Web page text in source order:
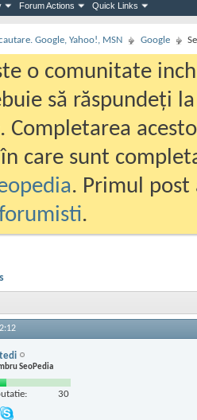
Forum Actions Quick Links
Google, Yahoo!, MSN Google
o comunitate
să răspundeți
Completarea
care sunt
. Primul
.
SeoPedia
30